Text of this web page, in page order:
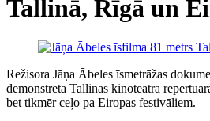
Tallinā, Rīgā un
Režisora Jāņa Ābeles īsmetrāžas
demonstrēta Tallinas kinoteātra
bet tikmēr ceļo pa Eiropas festivāliem.